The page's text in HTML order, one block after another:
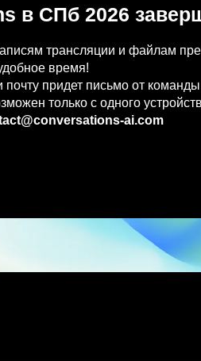
трансляции и файлам презентаций
придет письмо от команды
только с одного устройства
ai.co